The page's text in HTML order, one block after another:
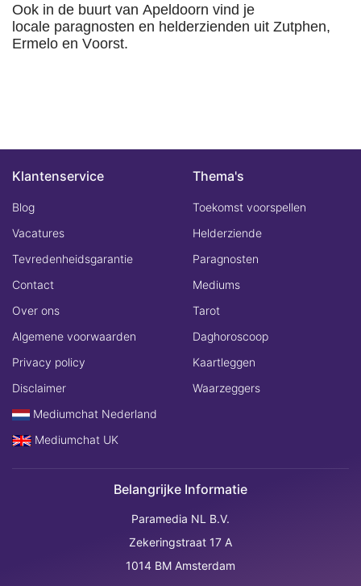
Ook in de buurt van Apeldoorn vind je
locale paragnosten en helderzienden uit Zutphen,
Ermelo en Voorst.
Klantenservice
Blog
Vacatures
Tevredenheidsgarantie
Contact
Over ons
Algemene voorwaarden
Privacy policy
Disclaimer
Mediumchat Nederland
Mediumchat UK
Thema's
Toekomst voorspellen
Helderziende
Paragnosten
Mediums
Tarot
Daghoroscoop
Kaartleggen
Waarzeggers
Belangrijke Informatie
Paramedia NL B.V.
Zekeringstraat 17 A
1014 BM Amsterdam